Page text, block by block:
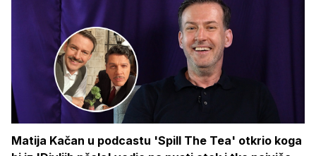
Matija Kačan u podcastu 'Spill The Tea' otkrio koga